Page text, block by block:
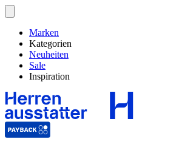
Marken
Kategorien
Neuheiten
Sale
Inspiration